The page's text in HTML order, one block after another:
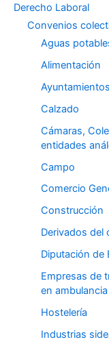
Derecho Laboral
Convenios
Aguas
Alimentación
Ayuntamientos
Calzado
Cámaras,
entidades
Campo
Comercio
Construcción
Derivados del
Diputación de
Empresas de
en
Hostelería
Industrias